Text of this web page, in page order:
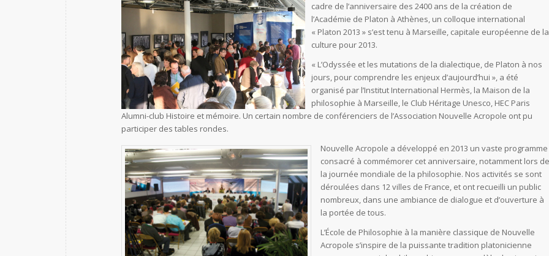
cadre de l’anniversaire des 2400 ans de la création de
l’Académie de Platon à Athènes, un colloque international
« Platon 2013 » s’est tenu à Marseille, capitale européenne de la
culture pour 2013.
« L’Odyssée et les mutations de la dialectique, de Platon à nos
jours, pour comprendre les enjeux d’aujourd’hui », a été
organisé par l’Institut International Hermès, la Maison de la
philosophie à Marseille, le Club Héritage Unesco, HEC Paris
Alumni-club Histoire et mémoire. Un certain nombre de conférenciers de l’Association Nouvelle Acropole ont pu
participer des tables rondes.
Nouvelle Acropole a développé en 2013 un vaste programme
consacré à commémorer cet anniversaire, notamment lors de
la journée mondiale de la philosophie. Nos activités se sont
déroulées dans 12 villes de France, et ont recueilli un public
nombreux, dans une ambiance de dialogue et d’ouverture à
la portée de tous.
L’École de Philosophie à la manière classique de Nouvelle
Acropole s’inspire de la puissante tradition platonicienne